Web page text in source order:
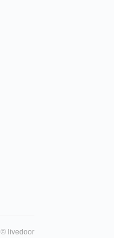
© livedoor